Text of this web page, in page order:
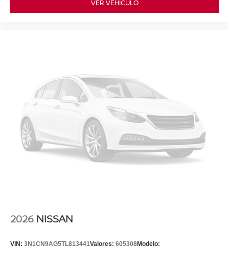
VER VEHÍCULO
2026 NISSAN
VIN: 3N1CN9AG5TL813441Valores: 605308Modelo: